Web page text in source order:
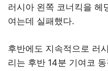
러시아 왼쪽 코너킥을 헤
여는데 실패했다.
후반에도 지속적으로 러
리는 후반 14분 기여코